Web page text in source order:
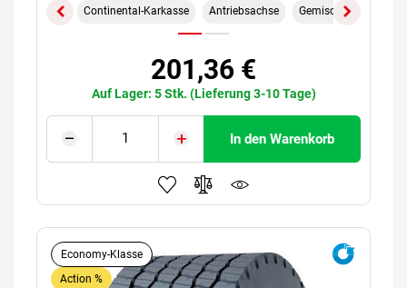
Continental-Karkasse Antriebsachse Gemischt On/Off
201,36 €
Auf Lager: 5 Stk. (Lieferung 3-10 Tage)
In den Warenkorb
Economy-Klasse
Action %